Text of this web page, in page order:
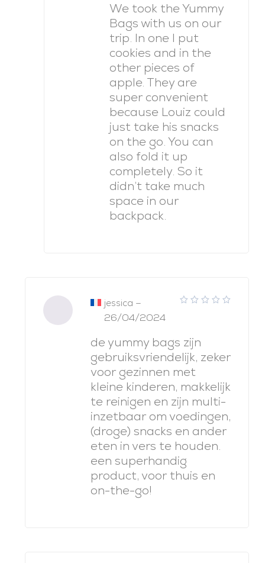
We took the Yummy
Bags with us on our
trip. In one I put
cookies and in the
other pieces of
apple. They are
super convenient
because Louiz could
just take his snacks
on the go. You can
also fold it up
completely. So it
didn’t take much
space in our
backpack.
jessica –
26/04/2024
de yummy bags zijn
gebruiksvriendelijk, zeker
voor gezinnen met
kleine kinderen, makkelijk
te reinigen en zijn multi-
inzetbaar om voedingen,
(droge) snacks en ander
eten in vers te houden.
een superhandig
product, voor thuis en
on-the-go!